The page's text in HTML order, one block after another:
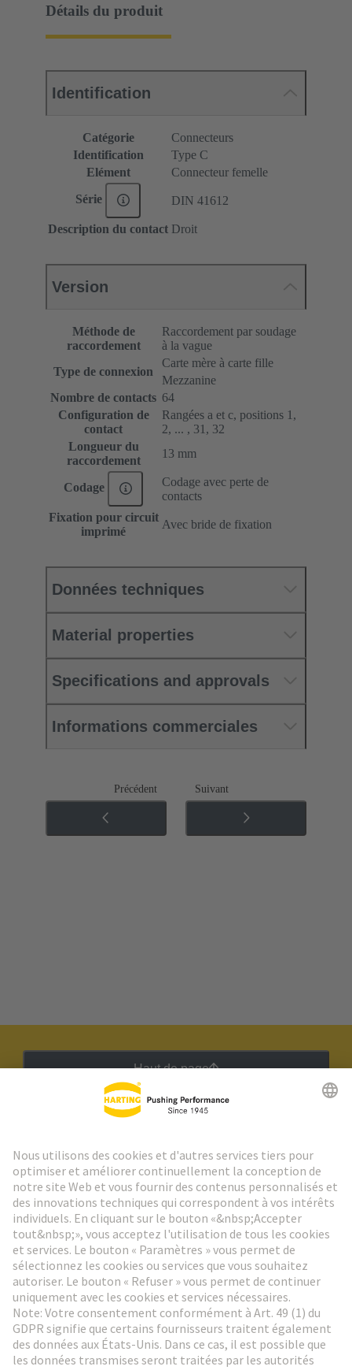
Détails du produit
Identification
Catégorie
Connecteurs
Identification
Type C
Elément
Connecteur femelle
Série DIN 41612
Description du contact Droit
Version
Méthode de
raccordement
Raccordement par soudage
à la vague
Type de connexion
Carte mère à carte fille
Mezzanine
Nombre de contacts 64
Configuration de
contact
Rangées a et c, positions 1,
2, ... , 31, 32
Longueur du
raccordement
13 mm
Codage
Codage avec perte de
contacts
Fixation pour circuit
imprimé
Avec bride de fixation
Données techniques
Material properties
Specifications and approvals
Informations commerciales
Précédent Suivant
Haut de page
Aller à l'inscription
Social Media